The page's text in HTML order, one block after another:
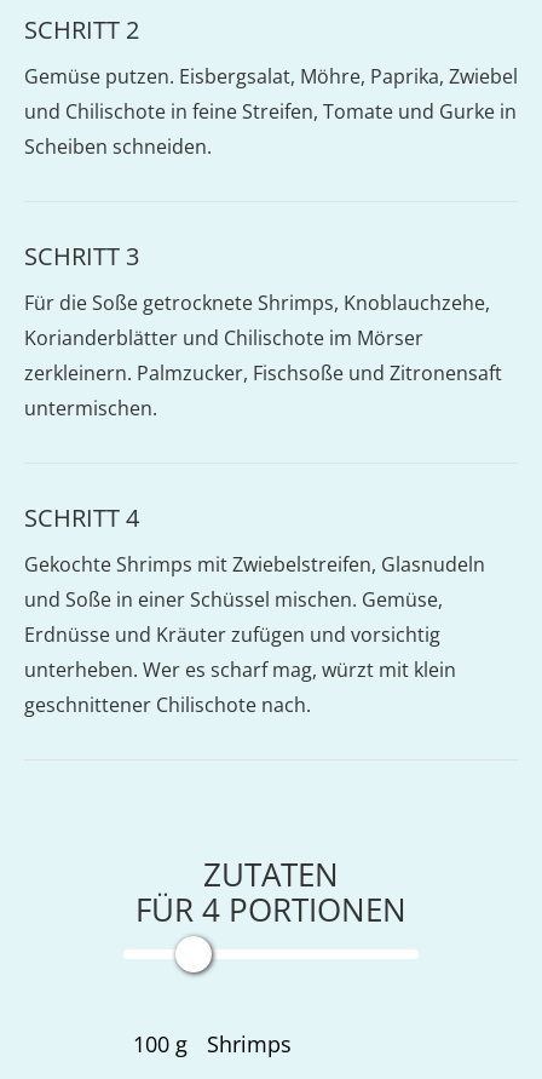
SCHRITT 2
Gemüse putzen. Eisbergsalat, Möhre, Paprika, Zwiebel
und Chilischote in feine Streifen, Tomate und Gurke in
Scheiben schneiden.
SCHRITT 3
Für die Soße getrocknete Shrimps, Knoblauchzehe,
Korianderblätter und Chilischote im Mörser
zerkleinern. Palmzucker, Fischsoße und Zitronensaft
untermischen.
SCHRITT 4
Gekochte Shrimps mit Zwiebelstreifen, Glasnudeln
und Soße in einer Schüssel mischen. Gemüse,
Erdnüsse und Kräuter zufügen und vorsichtig
unterheben. Wer es scharf mag, würzt mit klein
geschnittener Chilischote nach.
ZUTATEN
FÜR4 PORTIONEN
100g Shrimps